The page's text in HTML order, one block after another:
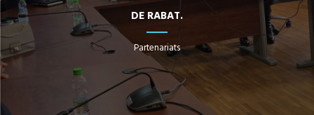
DE RABAT.
Partenariats